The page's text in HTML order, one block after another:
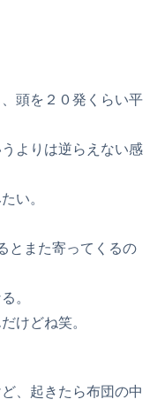
頭を２０発くらい平
よりは逆らえない感
い。
とまた寄ってくるの
。
けどね笑。
、起きたら布団の中